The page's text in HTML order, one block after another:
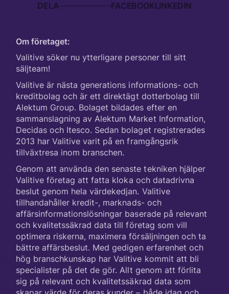
DELA
Om företaget:
Valitive söker nu ytterligare personer till sitt
säljteam!
Valitive är nästa generations informations- och
kreditbolag och är ett direktägt dotterbolag till
Alektum Group. Bolaget bildades efter en
sammanslagning av Alektum Market Information,
Decidas och Itesco. Sedan bolaget registrerades
2013 har Valitive varit på en framgångsrik
tillväxtresa inom branschen.
Genom att använda den senaste tekniken hjälper
Valitive företag att fatta kloka och datadrivna
beslut genom hela värdekedjan. Valitive
tillhandahåller kredit-, marknads- och
affärsinformationslösningar baserade på relevant
och kvalitetssäkrad data till företag som vill
optimera riskerna, maximera försäljningen och ta
bättre affärsbeslut. Med gedigen erfarenhet och
hög branschkunskap har Valitive kommit att bli
specialister på det de gör. Allt genom att förlita
sig på relevant och kvalitetssäkrad data som